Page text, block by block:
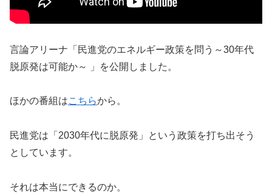
言論アリーナ「民進党のエネルギー政策を問う～30年代
脱原発は可能か～ 」を公開しました。
ほかの番組はこちらから。
民進党は「2030年代に脱原発」という政策を打ち出そう
としています。
それは本当にできるのか。